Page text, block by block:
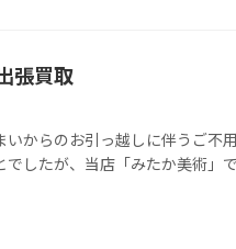
張買取
からのお引っ越しに伴うご不
したが、当店「みたか美術」